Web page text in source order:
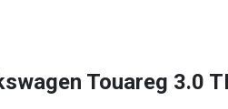
Touareg 3.0